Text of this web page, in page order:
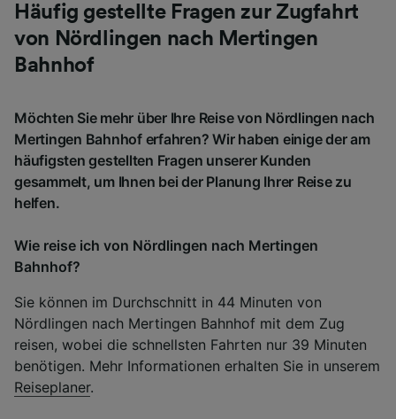
Häufig gestellte Fragen zur Zugfahrt
von Nördlingen nach Mertingen
Bahnhof
Möchten Sie mehr über Ihre Reise von Nördlingen nach
Mertingen Bahnhof erfahren? Wir haben einige der am
häufigsten gestellten Fragen unserer Kunden
gesammelt, um Ihnen bei der Planung Ihrer Reise zu
helfen.
Wie reise ich von Nördlingen nach Mertingen
Bahnhof?
Sie können im Durchschnitt in 44 Minuten von
Nördlingen nach Mertingen Bahnhof mit dem Zug
reisen, wobei die schnellsten Fahrten nur 39 Minuten
benötigen. Mehr Informationen erhalten Sie in unserem
Reiseplaner.